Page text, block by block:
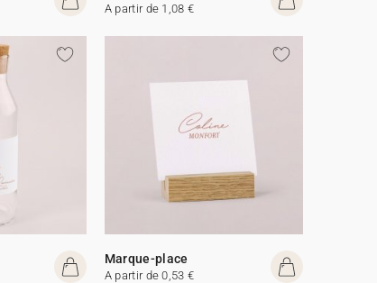
A partir de 1,08 €
Marque-place
A partir de 0,53 €